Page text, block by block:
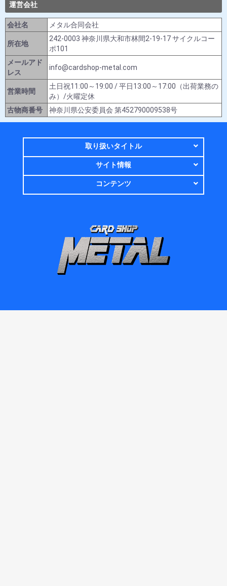
運営会社
会社名 メタル合同会社
所在地
242-0003 神奈川県大和市林間2-19-17 サイクルコー
ポ101
メールアド
レス
info@cardshop-metal.com
営業時間
土日祝11:00～19:00 / 平日13:00～17:00（出荷業務の
み）/火曜定休
古物商番号
神奈川県公安委員会 第452790009538号
取り扱いタイトル
サイト情報
コンテンツ